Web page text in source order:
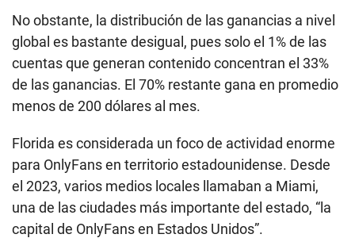
No obstante, la distribución de las ganancias a nivel
global es bastante desigual, pues solo el 1% de las
cuentas que generan contenido concentran el 33%
de las ganancias. El 70% restante gana en promedio
menos de 200 dólares al mes.
Florida es considerada un foco de actividad enorme
para OnlyFans en territorio estadounidense. Desde
el 2023, varios medios locales llamaban a Miami,
una de las ciudades más importante del estado, “la
capital de OnlyFans en Estados Unidos”.